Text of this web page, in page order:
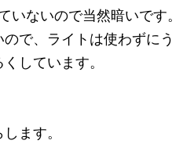
いないので当然暗いです。
で、ライトは使わずにう
しています。
ます。